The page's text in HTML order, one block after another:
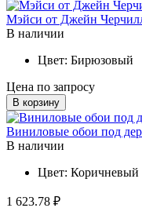
Мэйси от Джейн
В наличии
Цвет: Бирюзовый
Цена по запросу
В корзину
Виниловые обои под
В наличии
Цвет: Коричневый
1 623.78 ₽